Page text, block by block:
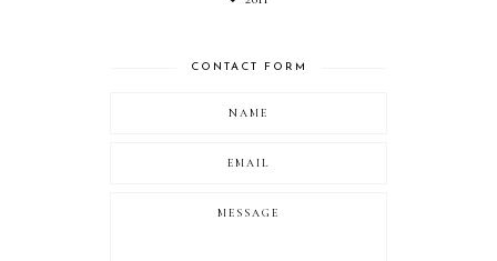
CONTACT FORM